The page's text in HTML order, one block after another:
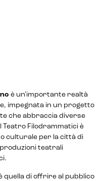
è un'importante realtà
impegnata in un progetto
che abbraccia diverse
Filodrammatici è
culturale per la città di
teatrali
quella di offrire al pubblico